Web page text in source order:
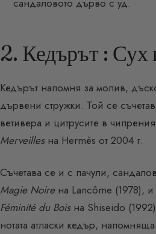
сандаловото дърво с уд.
2. Кедърът : Сух
Кедърът напомня за молив,
дървени стружки. Той се
ветивера и цитрусите в
Merveillesна Hermès от 2004 г.
Съчетава се и с пачули,
Magie Noireна Lancôme (1978), и
Féminité du Boisна Shiseido
нотата атласки кедър,